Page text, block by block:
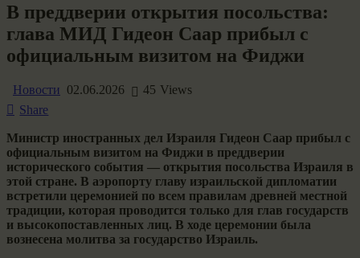
В преддверии открытия посольства:
глава МИД Гидеон Саар прибыл с
официальным визитом на Фиджи
Новости 02.06.2026 45 Views
Share
Министр иностранных дел Израиля Гидеон Саар прибыл с
официальным визитом на Фиджи в преддверии
исторического события — открытия посольства Израиля в
этой стране. В аэропорту главу израильской дипломатии
встретили церемонией по всем правилам древней местной
традиции, которая проводится только для глав государств
и высокопоставленных лиц. В ходе церемонии была
вознесена молитва за государство Израиль.